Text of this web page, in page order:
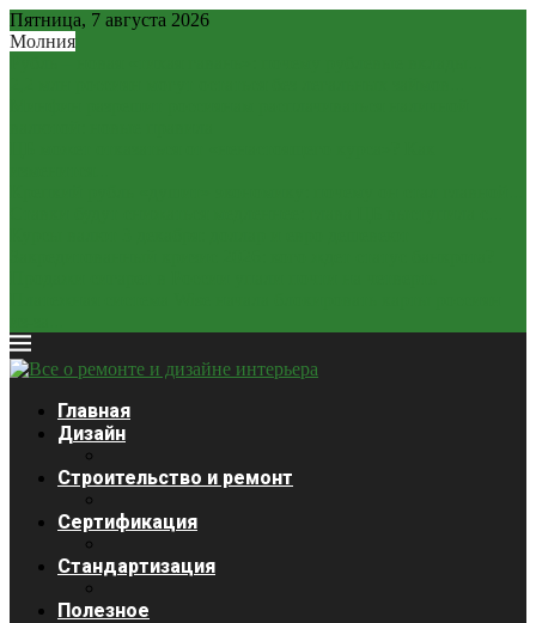
Пятница, 7 августа 2026
Молния
Главная
Дизайн
Строительство и ремонт
Сертификация
Стандартизация
Полезное